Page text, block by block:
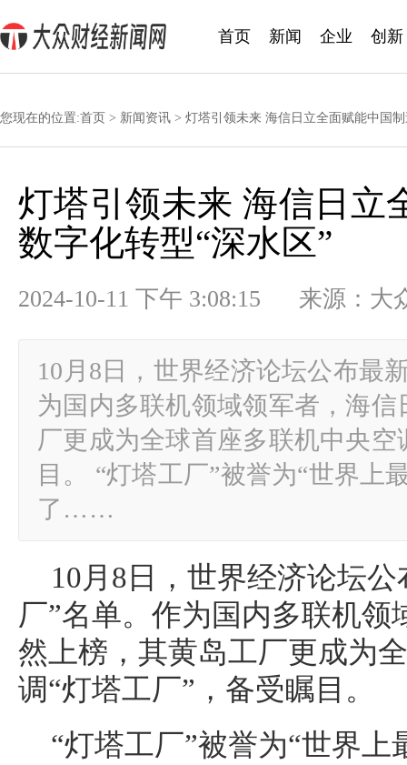
首页 新闻 企业 创新
您现在的位置:首页 > 新闻资讯 > 灯塔引领未来 海信日立全面赋能中国
灯塔引领未来 海信日立
数字化转型“深水区”
2024-10-11 下午 3:08:15 来源：
10月8日，世界经济论坛公布最
为国内多联机领域领军者，海
厂更成为全球首座多联机中央空
目。 “灯塔工厂”被誉为“世界上
了……
10月8日，世界经济论坛
厂”名单。作为国内多联机
然上榜，其黄岛工厂更成为
调“灯塔工厂”，备受瞩目。
“灯塔工厂”被誉为“世界